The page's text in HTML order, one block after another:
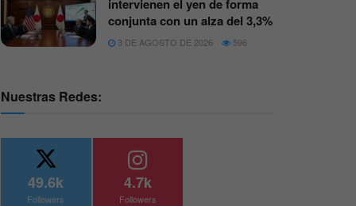
intervienen el yen de forma
conjunta con un alza del 3,3%
3 DE AGOSTO DE 2026 596
Nuestras Redes:
49.6k
Followers
4.7k
Followers